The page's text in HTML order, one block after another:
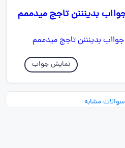
بدینننن تاجج میدممم
نمایش جواب
مشابه